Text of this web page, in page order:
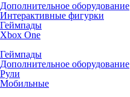
Дополнительное оборудование
Интерактивные фигурки
Геймпады
Xbox One
Геймпады
Дополнительное оборудование
Рули
Мобильные